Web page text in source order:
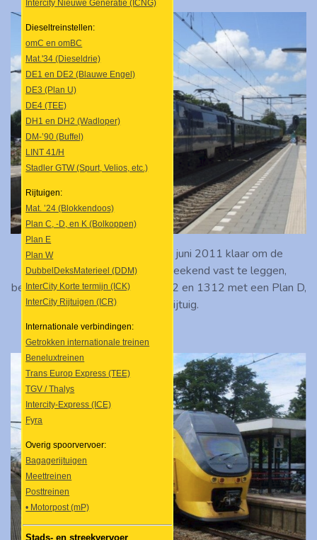
Uw webmaster staat op 12 juni 2011 klaar om de
Heimwee Express van dat weekend vast te leggen,
bestaande uit locomotieven 1202 en 1312 met een Plan D,
-E en -W-rijtuig.
Intercity Nieuwe Generatie (ICNG)
Dieseltreinstellen:
omC en omBC
Mat.'34 (Dieseldrie)
DE1 en DE2 (Blauwe Engel)
DE3 (Plan U)
DE4 (TEE)
DH1 en DH2 (Wadloper)
DM-’90 (Buffel)
LINT 41/H
Stadler GTW (Spurt, Velios, etc.)
Rijtuigen:
Mat. ’24 (Blokkendoos)
Plan C, -D, en K (Bolkoppen)
Plan E
Plan W
DubbelDeksMaterieel (DDM)
InterCity Korte termijn (ICK)
InterCity Rijtuigen (ICR)
Internationale verbindingen:
Getrokken internationale treinen
Beneluxtreinen
Trans Europ Express (TEE)
TGV / Thalys
Intercity-Express (ICE)
Fyra
Overig spoorvervoer:
Bagagerijtuigen
Meettreinen
Posttreinen
• Motorpost (mP)
Stads- en streekvervoer